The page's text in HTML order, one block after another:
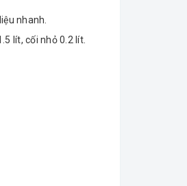
nhanh.
lít, cối nhỏ 0.2 lít.